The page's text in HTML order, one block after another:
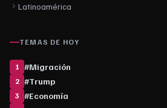
Latinoamérica
TEMAS DE HOY
1 #Migración
2 #Trump
3 #Economía